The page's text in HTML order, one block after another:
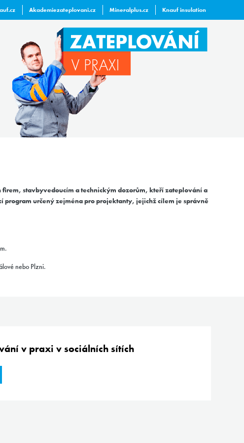
Akademiezateplovani.cz Mineralplus.cz Knauf insulation
stavbyvedoucím a technickým dozorům, kteří zateplování a
program určený zejména pro projektanty, jejichž cílem je správně
nebo Plzni.
v praxi v sociálních sítích